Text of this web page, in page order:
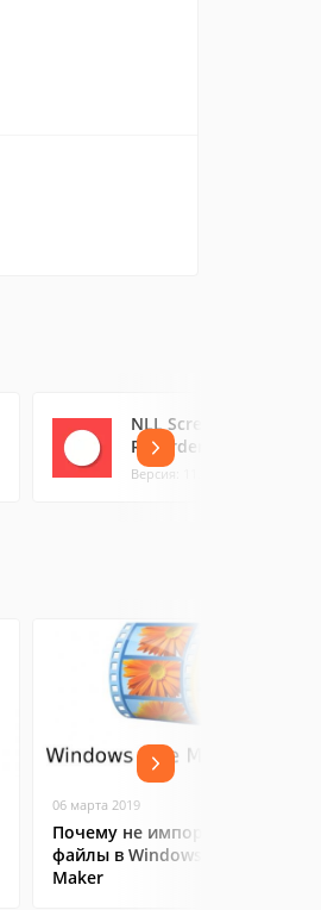
NLL Screen
Recorder
Версия: 11.2 (4.96 МБ)
06 марта 2019
Почему не импортируются
файлы в Windows Movie
Maker